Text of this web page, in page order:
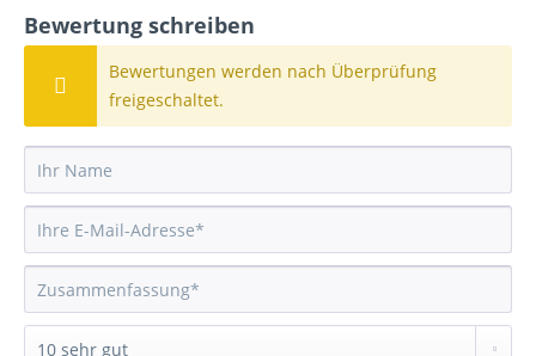
Bewertung schreiben
Bewertungen werden nach Überprüfung
freigeschaltet.